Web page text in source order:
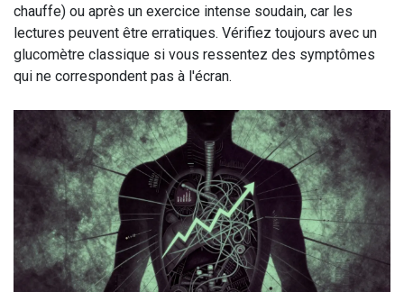
chauffe) ou après un exercice intense soudain, car les
lectures peuvent être erratiques. Vérifiez toujours avec un
glucomètre classique si vous ressentez des symptômes
qui ne correspondent pas à l'écran.